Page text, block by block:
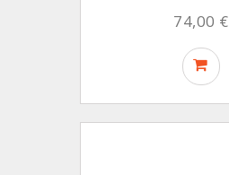
74,00 €